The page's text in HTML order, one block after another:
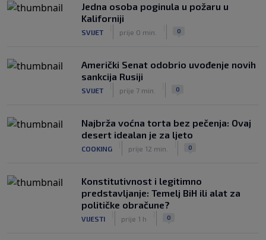
se pitaju gdje je i šta radi (VIDEO)
OSTALI SPORTOVI prije 5 h
Jedna osoba poginula u požaru u
Kaliforniji
SVIJET prije 0 min. 0
Američki Senat odobrio uvođenje novih
sankcija Rusiji
SVIJET prije 7 min. 0
Najbrža voćna torta bez pečenja: Ovaj
desert idealan je za ljeto
COOKING prije 12 min. 0
Konstitutivnost i legitimno
predstavljanje: Temelj BiH ili alat za
političke obračune?
VIJESTI prije 1 h 0